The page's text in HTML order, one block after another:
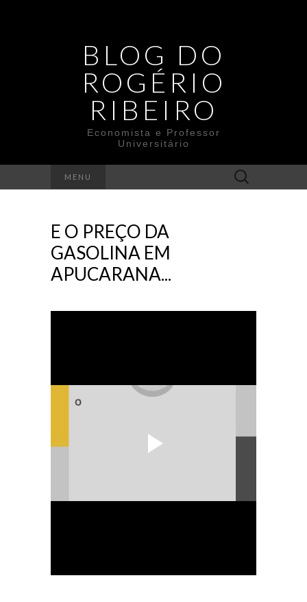
BLOG DO
ROGÉRIO
RIBEIRO
Economista e Professor
Universitário
MENU
Search
for:
E O PREÇO DA
GASOLINA EM
APUCARANA...